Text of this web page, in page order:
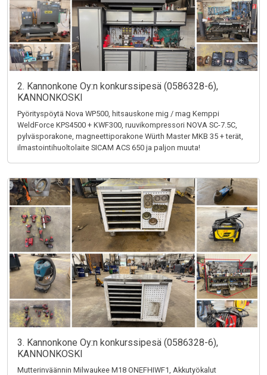
2. Kannonkone Oy:n konkurssipesä (0586328-6),
KANNONKOSKI
Pyörityspöytä Nova WP500, hitsauskone mig / mag Kemppi
WeldForce KPS4500 + KWF300, ruuvikompressori NOVA SC-7.5C,
pylväsporakone, magneettiporakone Würth Master MKB 35 + terät,
ilmastointihuoltolaite SICAM ACS 650 ja paljon muuta!
3. Kannonkone Oy:n konkurssipesä (0586328-6),
KANNONKOSKI
Mutterinväännin Milwaukee M18 ONEFHIWF1, Akkutyökalut